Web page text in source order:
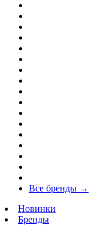
Все бренды →
Новинки
Бренды